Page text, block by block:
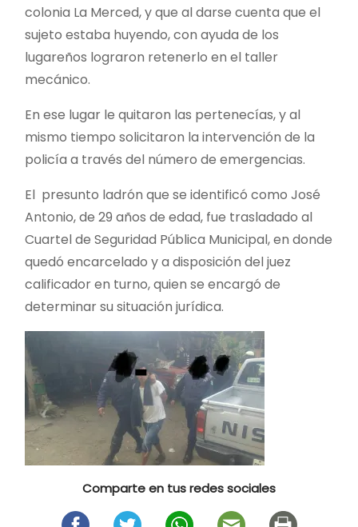
colonia La Merced, y que al darse cuenta que el
sujeto estaba huyendo, con ayuda de los
lugareños lograron retenerlo en el taller
mecánico.
En ese lugar le quitaron las pertenecías, y al
mismo tiempo solicitaron la intervención de la
policía a través del número de emergencias.
El presunto ladrón que se identificó como José
Antonio, de 29 años de edad, fue trasladado al
Cuartel de Seguridad Pública Municipal, en donde
quedó encarcelado y a disposición del juez
calificador en turno, quien se encargó de
determinar su situación jurídica.
Comparte en tus redes sociales